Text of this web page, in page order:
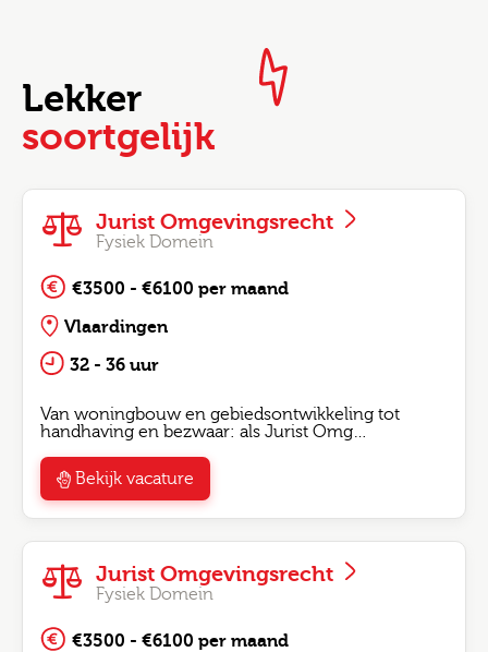
Lekker
soortgelijk
Jurist Omgevingsrecht
Fysiek Domein
€3500 - €6100 per maand
Vlaardingen
32 - 36 uur
Van woningbouw en gebiedsontwikkeling tot
handhaving en bezwaar: als Jurist Omg…
Bekijk vacature
Jurist Omgevingsrecht
Fysiek Domein
€3500 - €6100 per maand